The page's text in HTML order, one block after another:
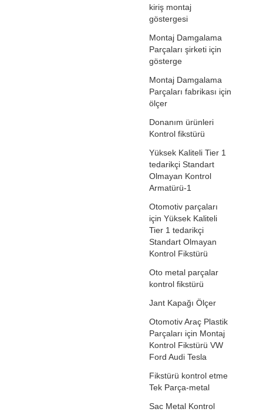
kiriş montaj
göstergesi
Montaj Damgalama
Parçaları şirketi için
gösterge
Montaj Damgalama
Parçaları fabrikası için
ölçer
Donanım ürünleri
Kontrol fikstürü
Yüksek Kaliteli Tier 1
tedarikçi Standart
Olmayan Kontrol
Armatürü-1
Otomotiv parçaları
için Yüksek Kaliteli
Tier 1 tedarikçi
Standart Olmayan
Kontrol Fikstürü
Oto metal parçalar
kontrol fikstürü
Jant Kapağı Ölçer
Otomotiv Araç Plastik
Parçaları için Montaj
Kontrol Fikstürü VW
Ford Audi Tesla
Fikstürü kontrol etme
Tek Parça-metal
Sac Metal Kontrol